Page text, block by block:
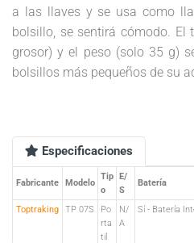
a las llaves y se usa como
bolsillo, se sentirá cómodo.
grosor) y el peso (solo 35 g)
bolsillos más pequeños de su
Especificaciones
Fabricante Modelo
Tip
o
E/
S
Batería
Toptraking TP 07S
Po
rta
til
N/
A
Sí - Batería